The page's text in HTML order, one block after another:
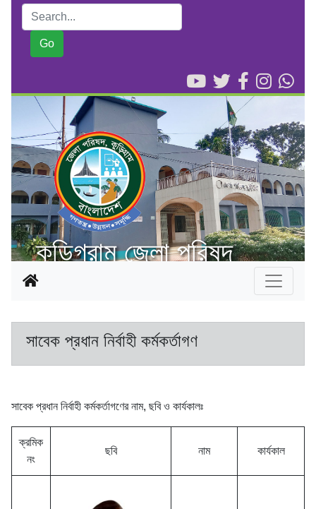
কুড়িগ্রাম জেলা পরিষদ
সাবেক প্রধান নির্বাহী কর্মকর্তাগণ
সাবেক প্রধান নির্বাহী কর্মকর্তাগণের নাম, ছবি ও কার্যকালঃ
ক্রমিক
নং
ছবি নাম কার্যকাল